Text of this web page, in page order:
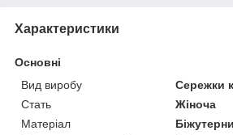
Характеристики
Основні
Вид виробу
Сережки
Стать
Жіноча
Матеріал